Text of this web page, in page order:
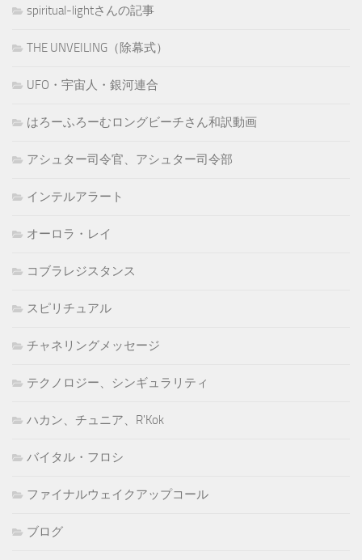
spiritual-lightさんの記事
THE UNVEILING（除幕式）
UFO・宇宙人・銀河連合
はろーふろーむロングビーチさん和訳動画
アシュター司令官、アシュター司令部
インテルアラート
オーロラ・レイ
コブラレジスタンス
スピリチュアル
チャネリングメッセージ
テクノロジー、シンギュラリティ
ハカン、チュニア、R'Kok
バイタル・フロシ
ファイナルウェイクアップコール
ブログ